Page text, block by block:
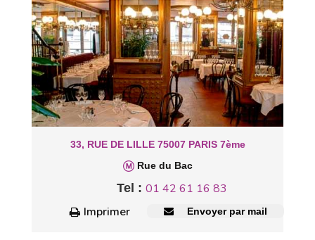
33, RUE DE LILLE 75007 PARIS 7ème
Rue du Bac
Tel : 01 42 61 16 83
Imprimer
Envoyer par mail